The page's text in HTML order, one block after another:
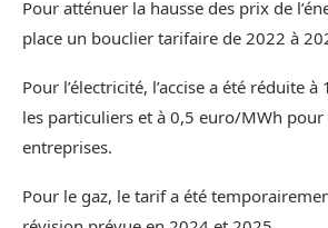
Pour atténuer la hausse des prix de
place un bouclier tarifaire de 2022 à
Pour l’électricité, l’accise a été réduite
les particuliers et à 0,5 euro/MWh pour
entreprises.
Pour le gaz, le tarif a été